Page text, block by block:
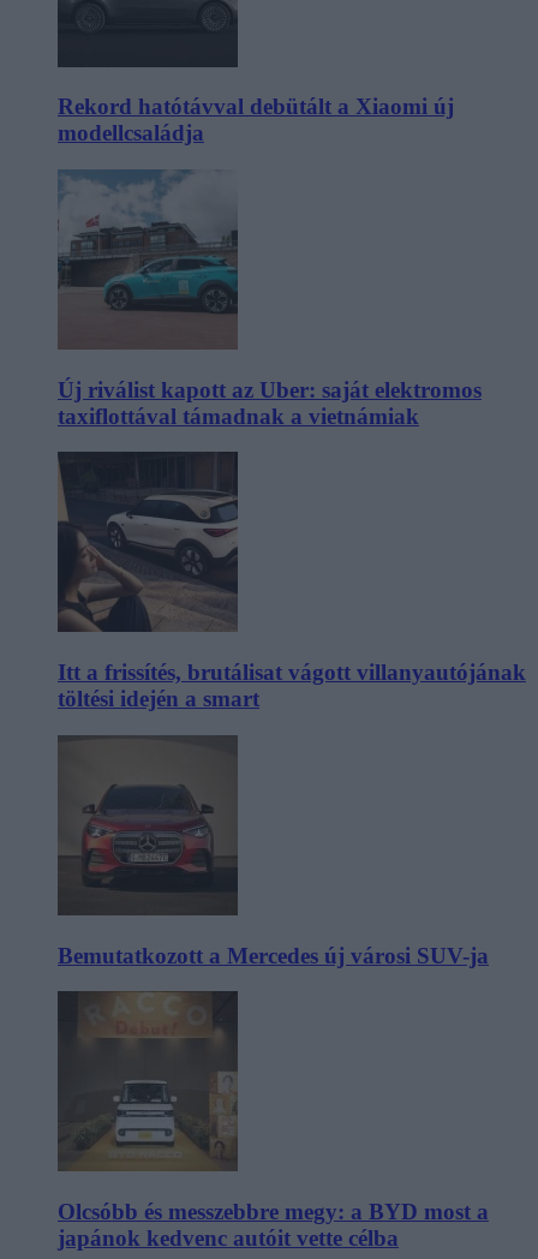
Rekord hatótávval debütált a Xiaomi új
modellcsaládja
Új riválist kapott az Uber: saját elektromos
taxiflottával támadnak a vietnámiak
Itt a frissítés, brutálisat vágott villanyautójának
töltési idején a smart
Bemutatkozott a Mercedes új városi SUV-ja
Olcsóbb és messzebbre megy: a BYD most a
japánok kedvenc autóit vette célba